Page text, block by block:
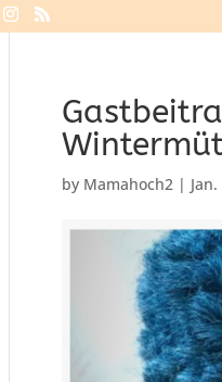
by Mamahoch2 |